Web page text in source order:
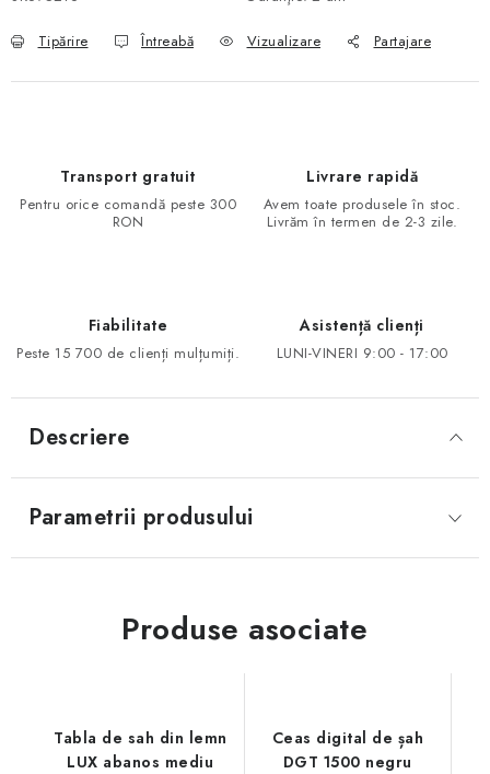
Tipărire Întreabă Vizualizare Partajare
Transport gratuit
Pentru orice comandă peste 300
RON
Livrare rapidă
Avem toate produsele în stoc.
Livrăm în termen de 2-3 zile.
Fiabilitate
Peste 15 700 de clienți mulțumiți.
Asistență clienți
LUNI-VINERI 9:00 - 17:00
Descriere
Parametrii produsului
Produse asociate
Tabla de sah din lemn
LUX abanos mediu
Ceas digital de șah
DGT 1500 negru